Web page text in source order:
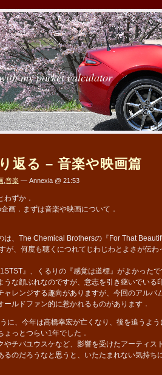
my pocket calculator
返る – 音楽や映画篇
音楽 — Annexia @ 21:53
ずか．
画．まずは音楽や映画について．
、The Chemical Brothersの『For That
、何度も聴くにつれてじわじわとよさが伝わ
』、くるりの『感覚は道標』がよかった
うな顔ぶれなのですが、意志を引き継いでい
ャレンジする趣向がありますが、今回のアル
ールドファン的に惹かれるものがあります．
に、今年は高橋幸宏が亡くなり、後を追うよ
ょっとつらい1年でした．
チバユウスケなど、影響を受けたアーティス
るのだろうなと思うと、いたたまれない気持ち